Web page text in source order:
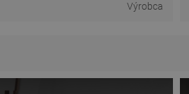
Výrobca